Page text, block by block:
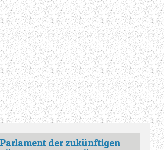
Parlament der zukünftigen